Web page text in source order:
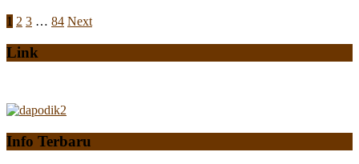
1 2 3 … 84 Next
Link
Info Terbaru